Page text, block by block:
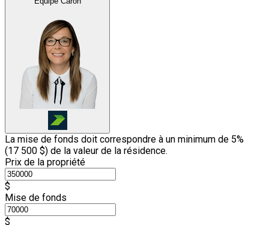
La mise de fonds doit correspondre à un minimum de 5%
(17 500 $) de la valeur de la résidence.
Prix de la propriété
$
Mise de fonds
$